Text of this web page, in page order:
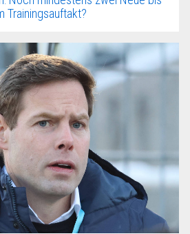
Trainingsauftakt?